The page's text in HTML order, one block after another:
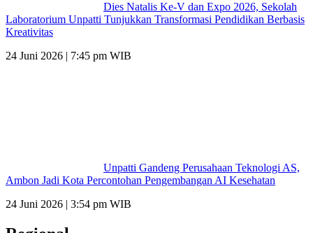
Dies Natalis Ke-V dan Expo 2026, Sekolah
Laboratorium Unpatti Tunjukkan Transformasi Pendidikan Berbasis
Kreativitas
24 Juni 2026 | 7:45 pm WIB
Unpatti Gandeng Perusahaan Teknologi AS,
Ambon Jadi Kota Percontohan Pengembangan AI Kesehatan
24 Juni 2026 | 3:54 pm WIB